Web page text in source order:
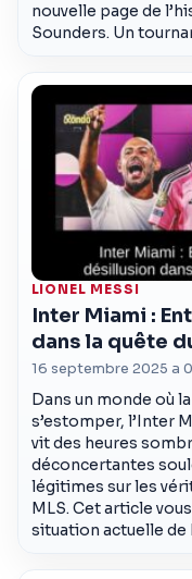
nouvelle page de
Sounders. Un
LIONEL MESSI
Inter Miami :
dans la quête
16 septembre 2025 a
Dans un monde où
s’estomper, l’Inter
vit des heures
déconcertantes
légitimes sur les
MLS. Cet article
situation actuelle de